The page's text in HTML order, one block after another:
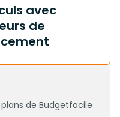
avec
de
de Budgetfacile